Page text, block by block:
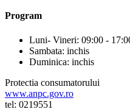
Program
Luni- Vineri: 09:00 -
Sambata: inchis
Duminica: inchis
Protectia consumatorului
www.anpc.gov.ro
tel: 0219551